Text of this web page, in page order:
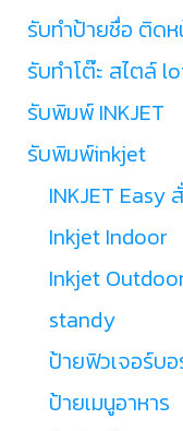
รับทำป้ายชื่อ ติดห
รับทำโต๊ะ สไตล์
รับพิมพ์ INKJET
รับพิมพ์inkjet
INKJET Easy
Inkjet Indoor
Inkjet
standy
ป้ายฟิวเจอร์บ
ป้ายเมนูอาหาร